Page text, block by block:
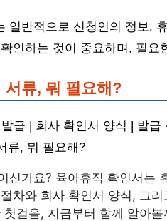
일반적으로 신청인의 정보,
인하는 것이 중요하며, 필
서류, 뭐 필요해?
급 | 회사 확인서 양식 | 발급
류, 뭐 필요해?
신가요? 육아휴직 확인서는
차와 회사 확인서 양식, 그
걸음, 지금부터 함께 알아볼